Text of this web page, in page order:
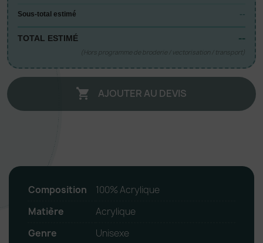
Sous-total estimé --
TOTAL ESTIMÉ --
(Hors programme de broderie / vectorisation / transport)
 AJOUTER AU DEVIS
Composition
100% Acrylique
Matière
Acrylique
Genre
Unisexe